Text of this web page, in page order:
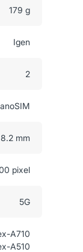
179 g
Igen
2
mm
pixel
5G
A710
A510